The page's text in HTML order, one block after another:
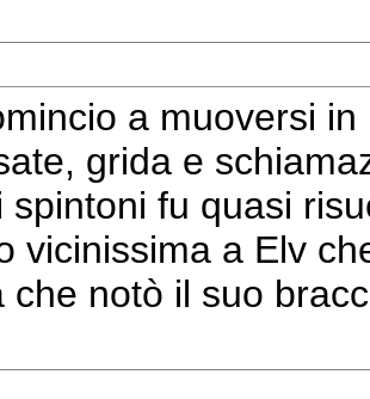
a muoversi
grida e
spintoni fu quasi
vicinissima a Elv
che notò il suo